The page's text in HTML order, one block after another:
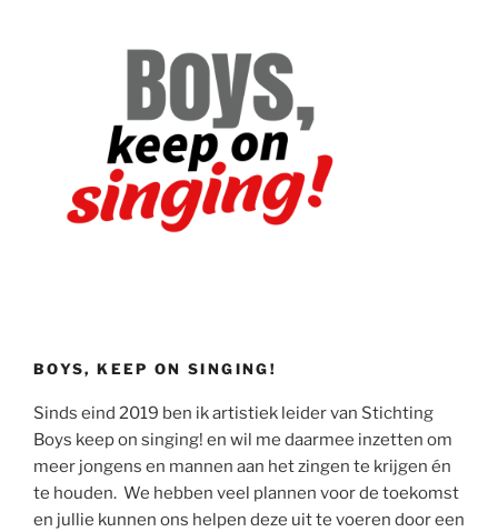
BOYS, KEEP ON SINGING!
Sinds eind 2019 ben ik artistiek leider van Stichting
Boys keep on singing! en wil me daarmee inzetten om
meer jongens en mannen aan het zingen te krijgen én
te houden. We hebben veel plannen voor de toekomst
en jullie kunnen ons helpen deze uit te voeren door een